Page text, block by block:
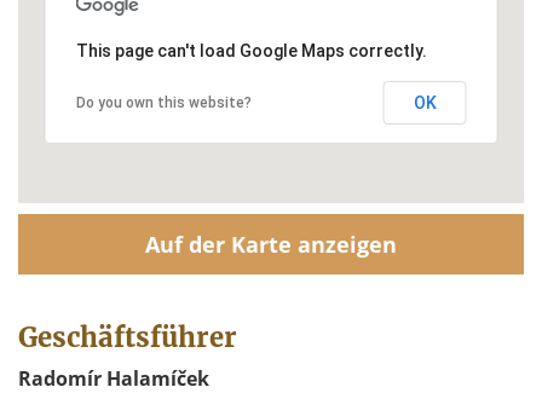
This page can't load Google Maps correctly.
Do you own this website? OK
Auf der Karte anzeigen
Geschäftsführer
Radomír Halamíček